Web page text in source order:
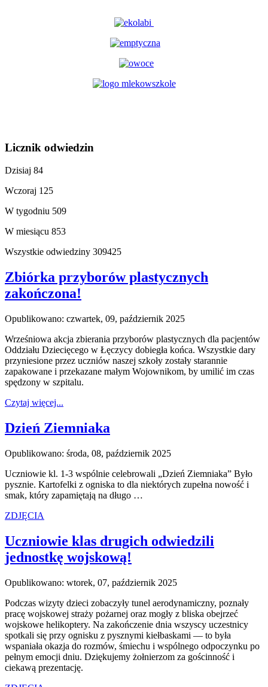
Licznik odwiedzin
Dzisiaj 84
Wczoraj 125
W tygodniu 509
W miesiącu 853
Wszystkie odwiedziny 309425
Zbiórka przyborów plastycznych
zakończona!
Opublikowano: czwartek, 09, październik 2025
Wrześniowa akcja zbierania przyborów plastycznych dla pacjentów
Oddziału Dziecięcego w Łęczycy dobiegła końca. Wszystkie dary
przyniesione przez uczniów naszej szkoły zostały starannie
zapakowane i przekazane małym Wojownikom, by umilić im czas
spędzony w szpitalu.
Czytaj więcej...
Dzień Ziemniaka
Opublikowano: środa, 08, październik 2025
Uczniowie kl. 1-3 wspólnie celebrowali „Dzień Ziemniaka” Było
pysznie. Kartofelki z ogniska to dla niektórych zupełna nowość i
smak, który zapamiętają na długo …
ZDJĘCIA
Uczniowie klas drugich odwiedzili
jednostkę wojskową!
Opublikowano: wtorek, 07, październik 2025
Podczas wizyty dzieci zobaczyły tunel aerodynamiczny, poznały
pracę wojskowej straży pożarnej oraz mogły z bliska obejrzeć
wojskowe helikoptery. Na zakończenie dnia wszyscy uczestnicy
spotkali się przy ognisku z pysznymi kiełbaskami — to była
wspaniała okazja do rozmów, śmiechu i wspólnego odpoczynku po
pełnym emocji dniu. Dziękujemy żołnierzom za gościnność i
ciekawą prezentację.